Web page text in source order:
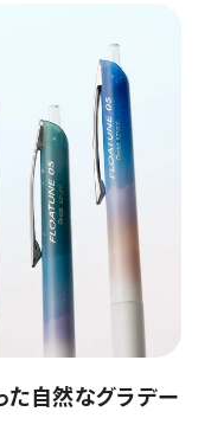
た自然なグラデー